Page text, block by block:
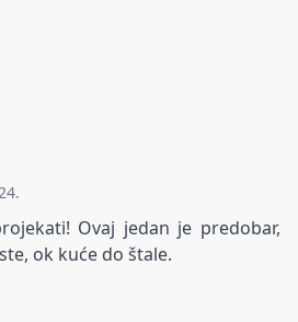
Ovaj jedan je predobar,
ok kuće do štale.